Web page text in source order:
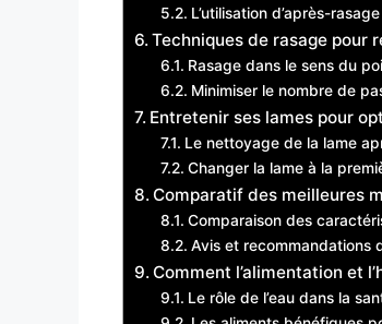
L’utilisation d’après-
Techniques de rasage pour
Rasage dans le sens du
Minimiser le nombre de
Entretenir ses lames pour
Le nettoyage de la lame
Changer la lame à la
Comparatif des meilleures
Comparaison des
Avis et recommandations
Comment l’alimentation et
Le rôle de l’eau dans la